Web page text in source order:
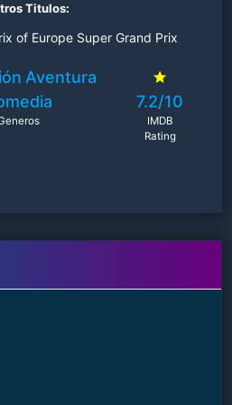
Titulos:
of Europe Super Grand Prix
Aventura
7.2/10
IMDB
Rating